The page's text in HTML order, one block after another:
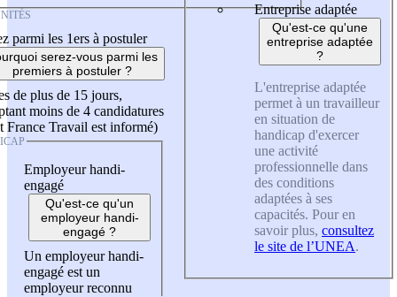
parmi les 1ers à postuler
serez-vous parmi les
premiers à postuler ?
de plus de 15 jours,
moins de 4 candidatures
France Travail est informé)
Employeur handi-
engagé
Qu'est-ce qu'un
employeur handi-
engagé ?
Un employeur handi-
engagé est un
employeur reconnu
Entreprise adaptée
Qu'est-ce qu'une
entreprise adaptée
?
L'entreprise adaptée
permet à un travailleur
en situation de
handicap d'exercer
une activité
professionnelle dans
des conditions
adaptées à ses
capacités. Pour en
savoir plus, consultez
le site de l’UNEA.